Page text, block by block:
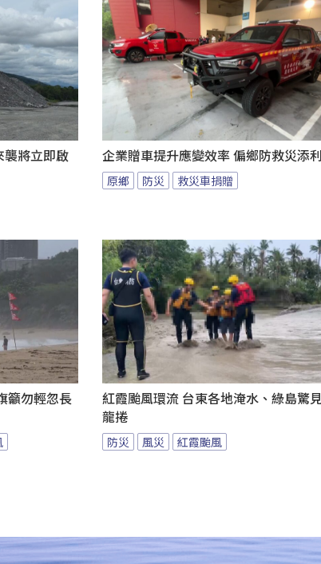
襲將立即啟
企業贈車提升應變效率 偏鄉防救災添
原鄉 防災 救災車捐贈
籲勿輕忽長
紅霞颱風環流 台東各地淹水、綠島驚
龍捲
防災 風災 紅霞颱風